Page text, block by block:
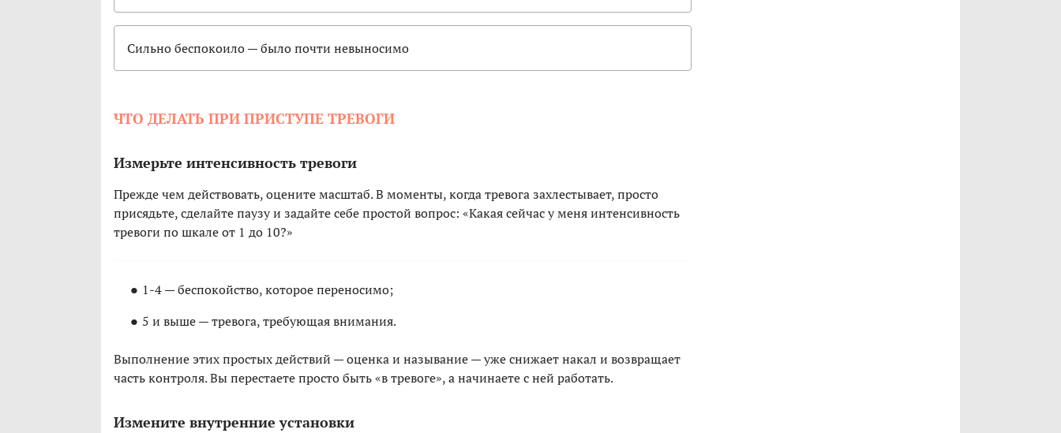
Сильно беспокоило — было почти невыносимо
ЧТО ДЕЛАТЬ ПРИ ПРИСТУПЕ ТРЕВОГИ
Измерьте интенсивность тревоги
Прежде чем действовать, оцените масштаб. В моменты, когда тревога захлестывает, просто
присядьте, сделайте паузу и задайте себе простой вопрос: «Какая сейчас у меня интенсивность
тревоги по шкале от 1 до 10?»
1-4 — беспокойство, которое переносимо;
5 и выше — тревога, требующая внимания.
Выполнение этих простых действий — оценка и называние — уже снижает накал и возвращает
часть контроля. Вы перестаете просто быть «в тревоге», а начинаете с ней работать.
Измените внутренние установки